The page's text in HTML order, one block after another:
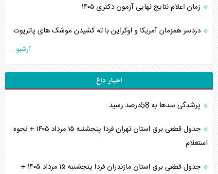
زمان اعلام نتایج نهایی آزمون دکتری ۱۴۰۵
دردسر همزمان آمریکا و اوکراین با ته کشیدن موشک های پاتریوت
آرشیو...
اخبار داغ
پرشدگی سدها به 58درصد رسید
جدول قطعی برق استان تهران فردا پنجشنبه ۱۵ مرداد ۱۴۰۵ + نحوه
استعلام
جدول قطعی برق استان مازندران فردا پنجشنبه ۱۵ مرداد ۱۴۰۵ +